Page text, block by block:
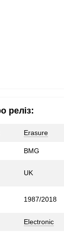
реліз:
Erasure
BMG
UK
1987/2018
Electronic